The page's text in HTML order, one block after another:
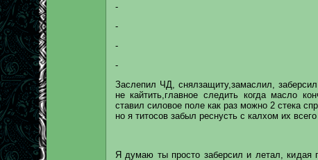
-
-
-
-
Заслепил ЧД, снялзащиту,замаслил,
не кайтить,главное следить когда масло
ставил силовое поле как раз можно 2 стека
но я титосов забыл реснусть с калхом их
Я думаю ты просто заберсил и летал, кидая